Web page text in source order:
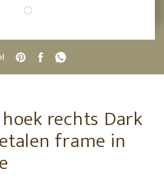
hoek rechts Dark
frame in